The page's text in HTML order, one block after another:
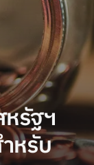
หรัฐฯ
หรับ